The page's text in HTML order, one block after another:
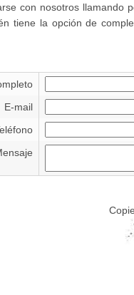
con nosotros llamando
tiene la opción de
E-mail